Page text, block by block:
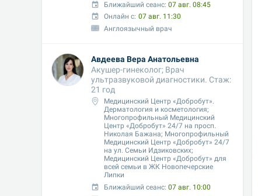
Ближайший сеанс: 07 авг. 08:45
Онлайн с: 07 авг. 11:30
Англоязычный врач
Авдеева Вера Анатольевна
Акушер-гинеколог; Врач
ультразвуковой диагностики. Стаж:
21 год
Медицинский Центр «Добробут».
Дерматология и косметология;
Многопрофильный Медицинский
Центр «Добробут» 24/7 на просп.
Николая Бажана; Многопрофильный
Медицинский Центр «Добробут» 24/7
на ул. Семьи Идзиковских;
Медицинский Центр «Добробут» для
всей семьи в ЖК Новопечерские
Липки
Ближайший сеанс: 07 авг. 10:00